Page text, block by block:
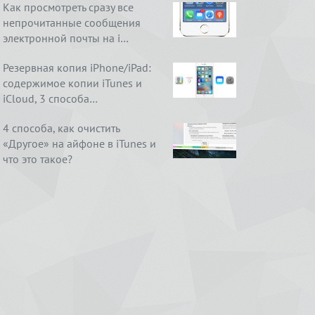
Как просмотреть сразу все
непрочитанные сообщения
электронной почты на i…
Резервная копия iPhone/iPad:
содержимое копии iTunes и
iCloud, 3 способа…
4 способа, как очистить
«Другое» на айфоне в iTunes и
что это такое?